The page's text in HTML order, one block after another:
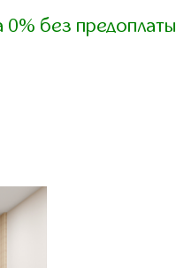
0% без предоплаты